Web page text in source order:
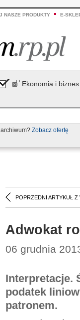
NASZE PRODUKTY E-
Ekonomia i biznes
Zobacz ofertę
POPRZEDNI ARTYKUŁ Z
Adwokat
06 grudnia
Interpretacje.
podatek
patronem.